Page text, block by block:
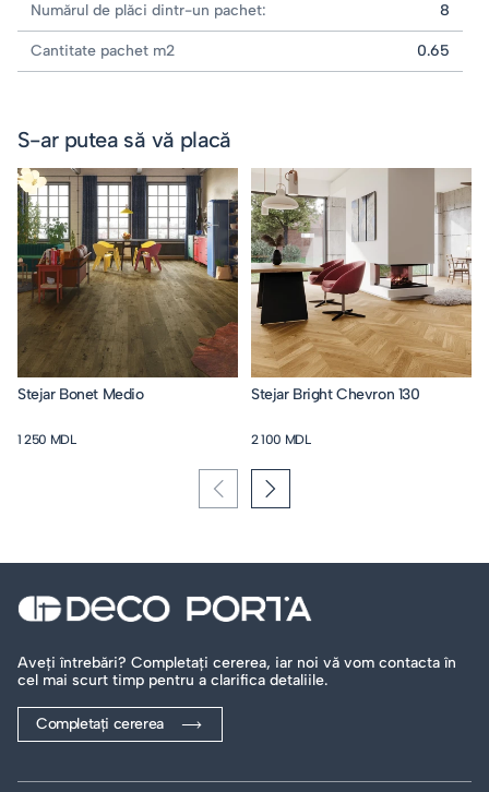
Numărul de plăci dintr-un pachet: 8
Cantitate pachet m2 0.65
S-ar putea să vă placă
Stejar Bonet Medio
1 250 MDL
Stejar Bright Chevron 130
2 100 MDL
Aveți întrebări? Completați cererea, iar noi vă vom contacta în
cel mai scurt timp pentru a clarifica detaliile.
Completați cererea